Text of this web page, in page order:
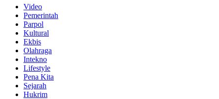
Video
Pemerintah
Parpol
Kultural
Ekbis
Olahraga
Intekno
Lifestyle
Pena Kita
Sejarah
Hukrim